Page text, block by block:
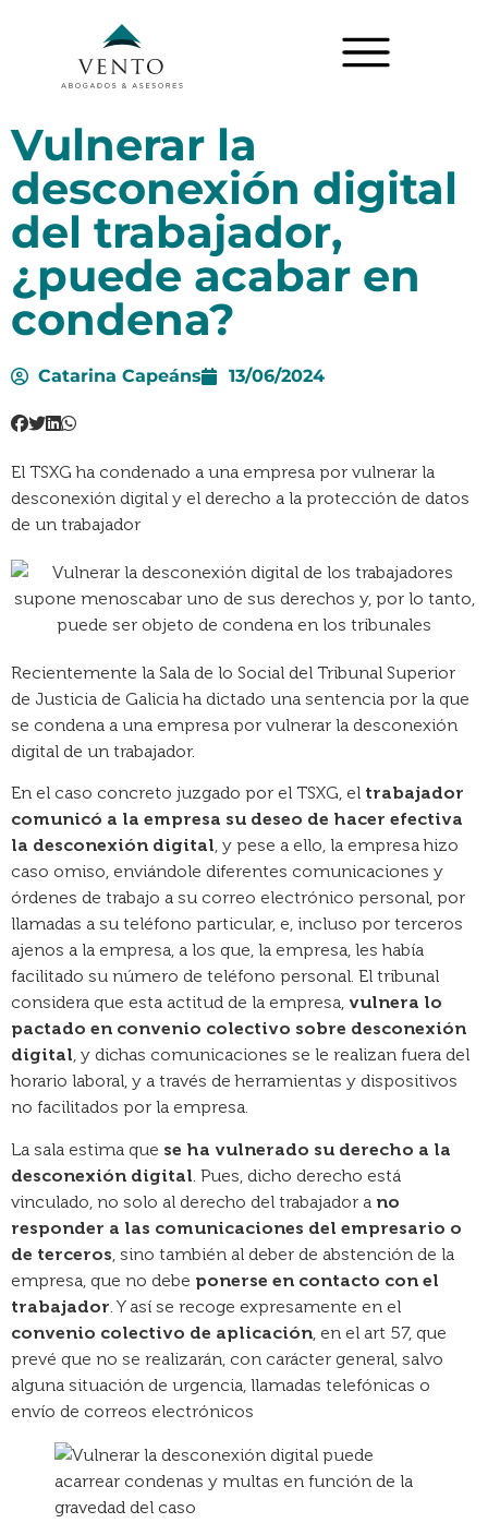
Vulnerar la
desconexión digital
del trabajador,
¿puede acabar en
condena?
Catarina Capeáns 13/06/2024
El TSXG ha condenado a una empresa por vulnerar la
desconexión digital y el derecho a la protección de datos
de un trabajador
Recientemente la Sala de lo Social del Tribunal Superior
de Justicia de Galicia ha dictado una sentencia por la que
se condena a una empresa por vulnerar la desconexión
digital de un trabajador.
En el caso concreto juzgado por el TSXG, el trabajador
comunicó a la empresa su deseo de hacer efectiva
la desconexión digital, y pese a ello, la empresa hizo
caso omiso, enviándole diferentes comunicaciones y
órdenes de trabajo a su correo electrónico personal, por
llamadas a su teléfono particular, e, incluso por terceros
ajenos a la empresa, a los que, la empresa, les había
facilitado su número de teléfono personal. El tribunal
considera que esta actitud de la empresa, vulnera lo
pactado en convenio colectivo sobre desconexión
digital, y dichas comunicaciones se le realizan fuera del
horario laboral, y a través de herramientas y dispositivos
no facilitados por la empresa.
La sala estima que se ha vulnerado su derecho a la
desconexión digital . Pues, dicho derecho está
vinculado, no solo al derecho del trabajador a no
responder a las comunicaciones del empresario o
de terceros , sino también al deber de abstención de la
empresa, que no debe ponerse en contacto con el
trabajador . Y así se recoge expresamente en el
convenio colectivo de aplicación , en el art 57, que
prevé que no se realizarán, con carácter general, salvo
alguna situación de urgencia, llamadas telefónicas o
envío de correos electrónicos